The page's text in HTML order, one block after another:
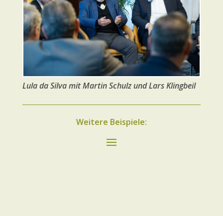
Lula da Silva mit Martin Schulz und Lars Klingbeil
Weitere Beispiele: